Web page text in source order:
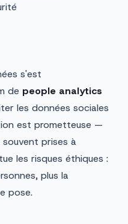
s'est
de people analytics
les données sociales
est prometteuse —
prises à
les risques éthiques :
plus la
pose.